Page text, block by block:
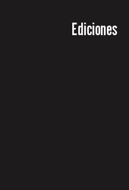
Ediciones